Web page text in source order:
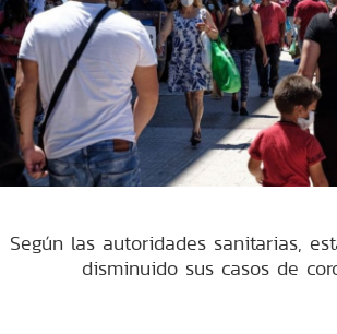
Según las autoridades sanitarias,
disminuido sus casos de